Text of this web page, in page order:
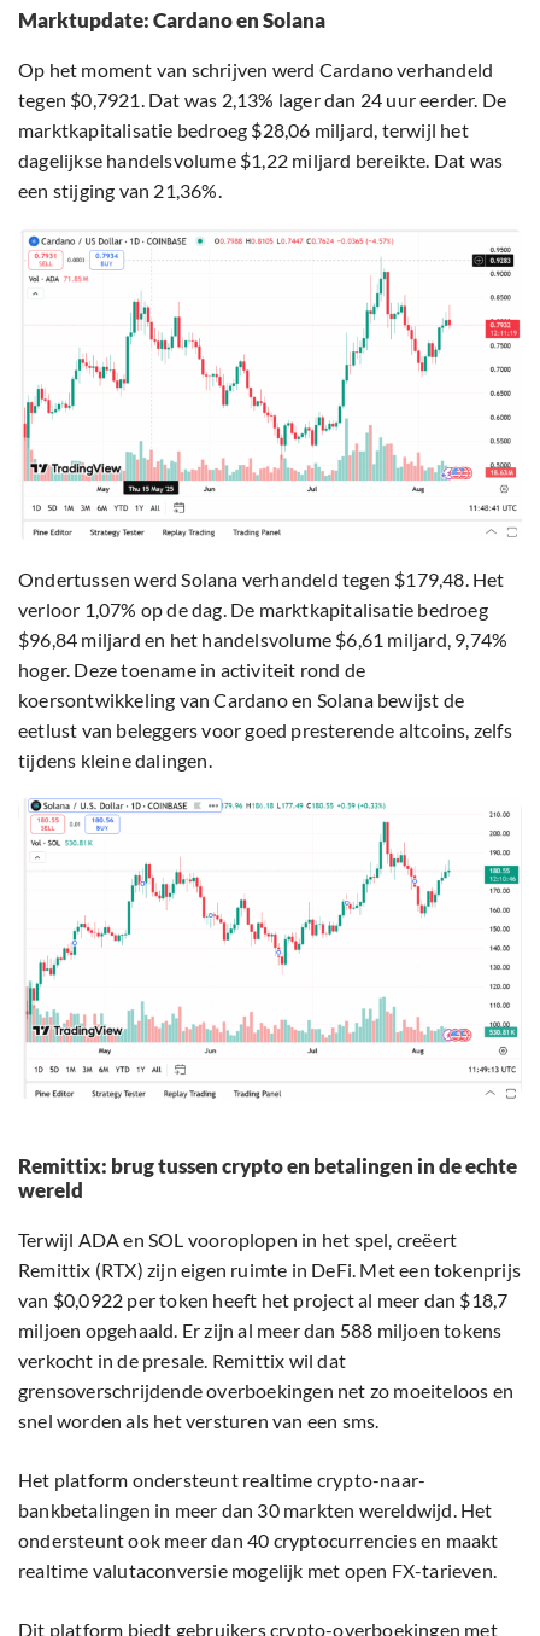
Marktupdate: Cardano en Solana
Op het moment van schrijven werd Cardano verhandeld
tegen $0,7921. Dat was 2,13% lager dan 24 uur eerder. De
marktkapitalisatie bedroeg $28,06 miljard, terwijl het
dagelijkse handelsvolume $1,22 miljard bereikte. Dat was
een stijging van 21,36%.
Ondertussen werd Solana verhandeld tegen $179,48. Het
verloor 1,07% op de dag. De marktkapitalisatie bedroeg
$96,84 miljard en het handelsvolume $6,61 miljard, 9,74%
hoger. Deze toename in activiteit rond de
koersontwikkeling van Cardano en Solana bewijst de
eetlust van beleggers voor goed presterende altcoins, zelfs
tijdens kleine dalingen.
Remittix: brug tussen crypto en betalingen in de echte
wereld
Terwijl ADA en SOL vooroplopen in het spel, creëert
Remittix (RTX) zijn eigen ruimte in DeFi. Met een tokenprijs
van $0,0922 per token heeft het project al meer dan $18,7
miljoen opgehaald. Er zijn al meer dan 588 miljoen tokens
verkocht in de presale. Remittix wil dat
grensoverschrijdende overboekingen net zo moeiteloos en
snel worden als het versturen van een sms.
Het platform ondersteunt realtime crypto-naar-
bankbetalingen in meer dan 30 markten wereldwijd. Het
ondersteunt ook meer dan 40 cryptocurrencies en maakt
realtime valutaconversie mogelijk met open FX-tarieven.
Dit platform biedt gebruikers crypto-overboekingen met